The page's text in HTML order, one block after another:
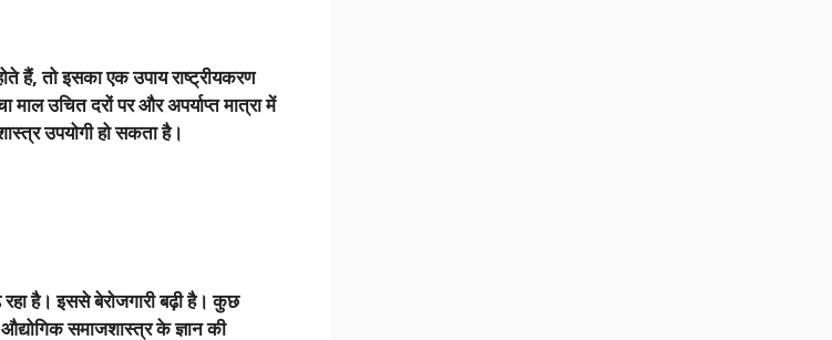
हैं,तो इसका एक उपाय राष्ट्रीयकरण
माल उचित दरों पर और अपर्याप्त मात्रा में
उपयोगी हो सकता है।
है। इससे बेरोजगारी बढ़ी है। कुछ
समाजशास्त्र के ज्ञान की